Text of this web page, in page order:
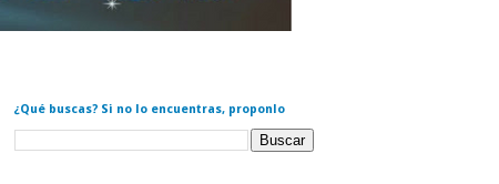
¿Qué buscas? Si no lo encuentras, proponlo